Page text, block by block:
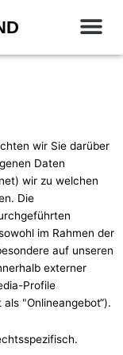
wir Sie darüber
Daten
wir zu welchen
Die
im Rahmen der
auf unseren
externer
Profile
"Onlineangebot“).